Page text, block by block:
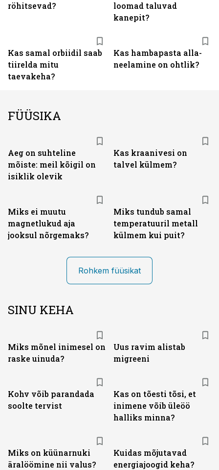
röhitsevad?
loomad taluvad
kanepit?
Kas samal orbiidil saab
tiirelda mitu
taevakeha?
Kas hambapasta alla­
neelamine on ohtlik?
FÜÜSIKA
Aeg on suhteline
mõiste: meil kõigil on
isiklik olevik
Kas kraanivesi on
talvel külmem?
Miks ei muutu
magnetlukud aja
jooksul nõrgemaks?
Miks tundub samal
temperatuuril metall
külmem kui puit?
Rohkem füüsikat
SINU KEHA
Miks mõnel inimesel on
raske uinuda?
Uus ravim alistab
migreeni
Kohv võib parandada
soolte tervist
Kas on tõesti tõsi, et
inimene võib üleöö
halliks minna?
Miks on küünarnuki
äralöömine nii valus?
Kuidas mõjutavad
energiajoogid keha?